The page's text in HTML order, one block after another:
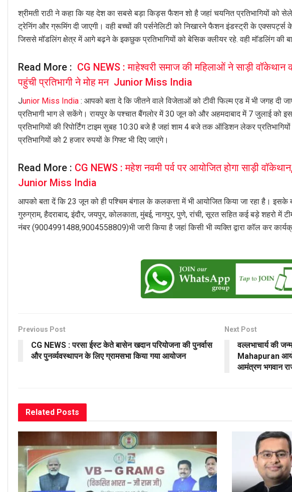
श्रीमती राठी ने कहा कि यह देश का सबसे बड़ा किड्स फैशन शो है जहां चयनित प्रतिभागियों को
ट्रेनिंग और ग्रूमिंग दी जाएगी। वही बच्चों की पर्सनेलिटी को निखारने फैशन इंडस्ट्री के एक्सपर्ट्स
जिससे मॉडलिंग क्षेत्र में आगे बढ़ने के इकछुक प्रतिभागियों को बेसिक क्लीयर रहे. वही मॉडलिंग की
Read More : CG NEWS : माहेश्वरी समाज की महिलाओं ने साड़ी
पहुंची प्रतिभागी ने मोह मन Junior Miss India
Junior Miss India : आपको बता दे कि जीतने वाले विजेताओं को टीवी फिल्म एड में भी जगह दी
प्रतिभागी भाग ले सकेंगे। रायपुर के पश्चात बैंगलोर में 30 जून को और अहमदाबाद में 7 जुलाई
प्रतिभागियों की रिपोर्टिंग टाइम सुबह 10:30 बजे है जहां शाम 4 बजे तक ऑडिशन लेकर
प्रतिभागियों को 2 हजार रुपयों के गिफ्ट भी दिए जाएंगे।
Read More : CG NEWS : महेश नवमी पर्व पर आयोजित होगा साड़ी
Junior Miss India
आपको बता दें कि 23 जून को ही पश्चिम बंगाल के कलकत्ता में भी आयोजित किया जा रहा है। इसके
गुरुग्राम, हैदराबाद, इंदौर, जयपुर, कोलकाता, मुंबई, नागपुर, पुणे, रांची, सूरत सहित कई बड़े शहरो में
नंबर (9004991488,9004558809)भी जारी किया है जहां किसी भी व्यक्ति द्वारा कॉल कर
Previous Post
CG NEWS : परसा ईस्ट केते बासेन खदान परियोजना की पुनर्वास
और पुनर्व्यवस्थापन के लिए ग्रामसभा किया गया आयोजन
Next Post
वल्लभाचार्य की
Mahapuran
आमंत्रण भगवान
Related Posts